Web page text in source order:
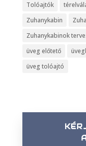
Tolóajtók
Zuhanykabin
Zuhanykabinok
üveg előtető
üveg tolóajtó